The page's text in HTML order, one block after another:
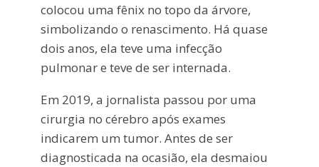
colocou uma fênix no topo da árvore,
simbolizando o renascimento. Há quase
dois anos, ela teve uma infecção
pulmonar e teve de ser internada.
Em 2019, a jornalista passou por uma
cirurgia no cérebro após exames
indicarem um tumor. Antes de ser
diagnosticada na ocasião, ela desmaiou